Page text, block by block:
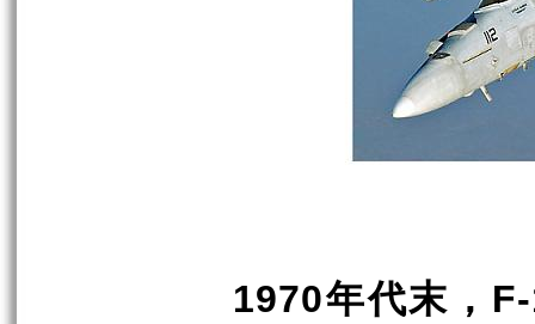
1970年代末，